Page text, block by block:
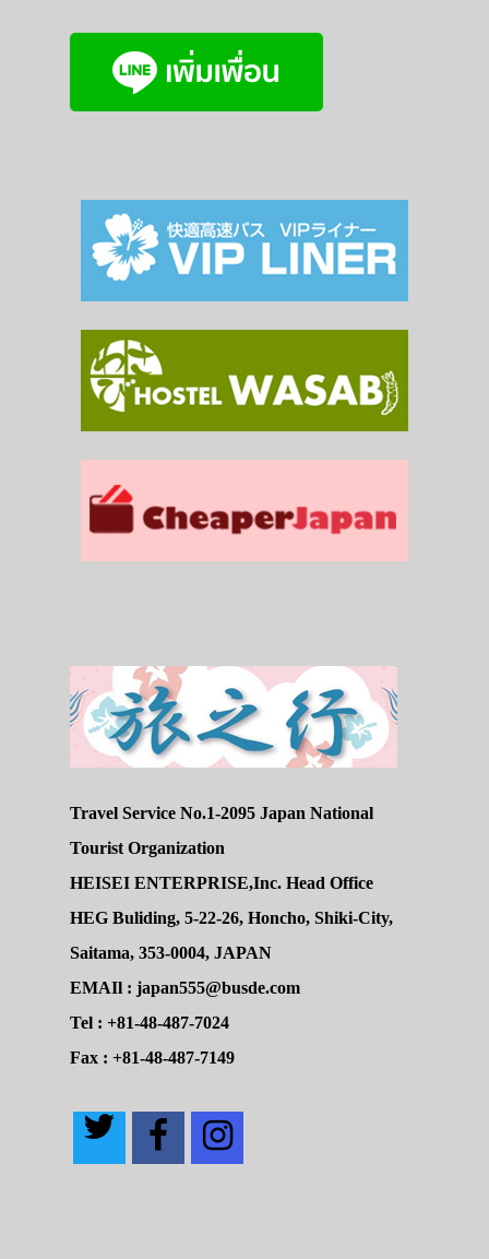
Travel Service No.1-2095 Japan National
Tourist Organization
HEISEI ENTERPRISE,Inc. Head Office
HEG Buliding, 5-22-26, Honcho, Shiki-City,
Saitama, 353-0004, JAPAN
EMAIl : japan555@busde.com
Tel : +81-48-487-7024
Fax : +81-48-487-7149